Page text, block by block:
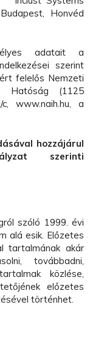
Honvéd
adatait a
szerint
felelős Nemzeti
Hatóság (1125
www.naih.hu, a
hozzájárul
szerinti
szóló 1999. évi
alá esik. Előzetes
tartalmának akár
továbbadni,
közlése,
előzetes
történhet.